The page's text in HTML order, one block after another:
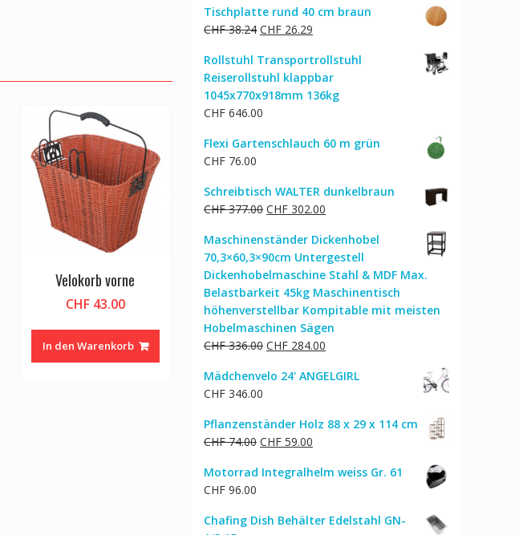
Velokorb vorne
CHF43.00
In den Warenkorb
war:
CHF 212.00
ist:
Tischplatte rund 40 cm braun
CHF38.24 Ursprünglicher
war:
CHF 38.24
CHF 26.29
ist:
CHF 26.29.
Rollstuhl Transportrollstuhl
Reiserollstuhl klappbar
1045x770x918mm 136kg
CHF 646.00
Flexi Gartenschlauch 60 m grün
CHF 76.00
Schreibtisch WALTER dunkelbraun
CHF377.00 Ursprünglicher
war:
CHF 377.00
CHF 302.00
ist:
CHF 302.00.
Maschinenständer Dickenhobel
70,3×60,3×90cm Untergestell
Dickenhobelmaschine Stahl & MDF Max.
Belastbarkeit 45kg Maschinentisch
höhenverstellbar Kompitable mit meisten
Hobelmaschinen Sägen
CHF336.00 Ursprünglicher
war:
CHF 284.00
ist:
Mädchenvelo 24' ANGELGIRL
CHF 346.00
Pflanzenständer Holz 88 x 29 x 114 cm
CHF74.00 Ursprünglicher
war:
CHF 59.00
ist:
Motorrad Integralhelm weiss Gr. 61
CHF 96.00
Chafing Dish Behälter Edelstahl GN-